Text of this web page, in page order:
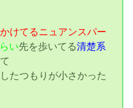
けてるニュアンスパー
い先を歩いてる清楚系
たつもりが小さかった